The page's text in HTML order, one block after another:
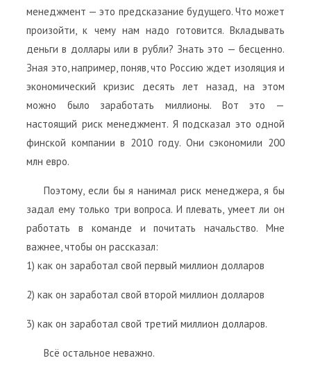
менеджмент — это предсказание будущего. Что может
произойти, к чему нам надо готовится. Вкладывать
деньги в доллары или в рубли? Знать это — бесценно.
Зная это, например, поняв, что Россию ждет изоляция и
экономический кризис десять лет назад, на этом
можно было заработать миллионы. Вот это —
настоящий риск менеджмент. Я подсказал это одной
финской компании в 2010 году. Они сэкономили 200
млн евро.
Поэтому, если бы я нанимал риск менеджера, я бы
задал ему только три вопроса. И плевать, умеет ли он
работать в команде и почитать начальство. Мне
важнее, чтобы он рассказал:
1) как он заработал свой первый миллион долларов
2) как он заработал свой второй миллион долларов
3) как он заработал свой третий миллион долларов.
Всё остальное неважно.